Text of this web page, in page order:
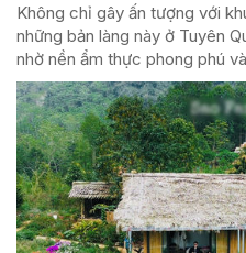
Không chỉ gây ấn tượng với
những bản làng này ở Tuyên
nhờ nền ẩm thực phong phú